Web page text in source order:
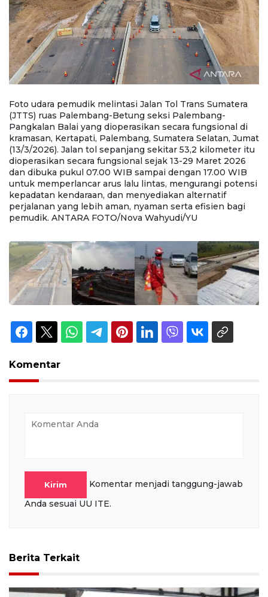
Foto udara pemudik melintasi Jalan Tol Trans Sumatera
(JTTS) ruas Palembang-Betung seksi Palembang-
Pangkalan Balai yang dioperasikan secara fungsional di
kramasan, Kertapati, Palembang, Sumatera Selatan, Jumat
(13/3/2026). Jalan tol sepanjang sekitar 53,2 kilometer itu
dioperasikan secara fungsional sejak 13-29 Maret 2026
dan dibuka pukul 07.00 WIB sampai dengan 17.00 WIB
untuk memperlancar arus lalu lintas, mengurangi potensi
kepadatan kendaraan, dan menyediakan alternatif
perjalanan yang lebih aman, nyaman serta efisien bagi
pemudik. ANTARA FOTO/Nova Wahyudi/YU
Komentar
Kirim
Komentar menjadi tanggung-jawab
Anda sesuai UU ITE.
Berita Terkait